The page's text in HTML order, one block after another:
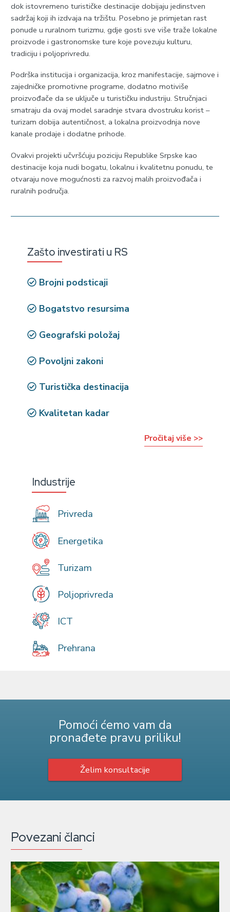
dok istovremeno turističke destinacije dobijaju jedinstven
sadržaj koji ih izdvaja na tržištu. Posebno je primjetan rast
ponude u ruralnom turizmu, gdje gosti sve više traže lokalne
proizvode i gastronomske ture koje povezuju kulturu,
tradiciju i poljoprivredu.
Podrška institucija i organizacija, kroz manifestacije, sajmove i
zajedničke promotivne programe, dodatno motiviše
proizvođače da se uključe u turističku industriju. Stručnjaci
smatraju da ovaj model saradnje stvara dvostruku korist –
turizam dobija autentičnost, a lokalna proizvodnja nove
kanale prodaje i dodatne prihode.
Ovakvi projekti učvršćuju poziciju Republike Srpske kao
destinacije koja nudi bogatu, lokalnu i kvalitetnu ponudu, te
otvaraju nove mogućnosti za razvoj malih proizvođača i
ruralnih područja.
Zašto investirati u RS
Brojni podsticaji
Bogatstvo resursima
Geografski položaj
Povoljni zakoni
Turistička destinacija
Kvalitetan kadar
Pročitaj više >>
Industrije
Privreda
Energetika
Turizam
Poljoprivreda
ICT
Prehrana
Pomoći ćemo vam da
pronađete pravu priliku!
Želim konsultacije
Povezani članci